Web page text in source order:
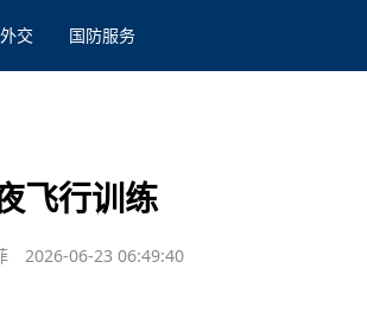
交 国防服务
飞行训练
2026-06-23 06:49:40